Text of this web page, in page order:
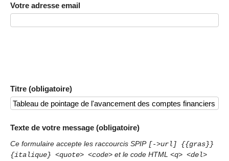
Votre adresse email
Titre (obligatoire)
Texte de votre message (obligatoire)
Ce formulaire accepte les raccourcis SPIP [->url] {{gras}}
{italique} <quote> <code> et le code HTML <q> <del>